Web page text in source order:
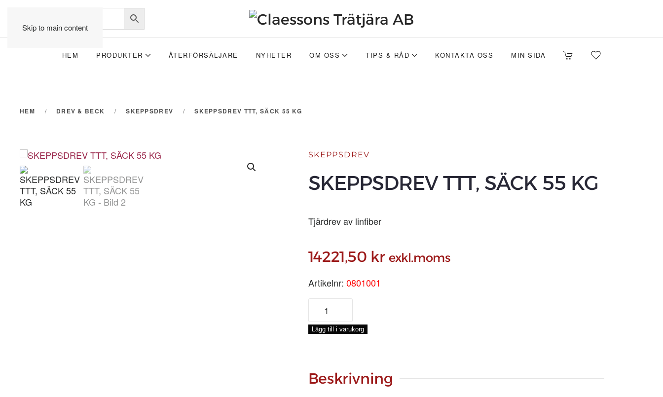
Skip to main content
HEM PRODUKTER ÅTERFÖRSÄLJARE NYHETER OM OSS TIPS & RÅD KONTAKTA OSS MIN SIDA
HEM DREV & BECK SKEPPSDREV SKEPPSDREV TTT, SÄCK 55 KG
SKEPPSDREV
SKEPPSDREV TTT, SÄCK 55 KG
Tjärdrev av linfiber
14221,50 kr exkl.moms
Artikelnr: 0801001
SKEPPSDREV
SÄCK
55
Lägg till i varukorg
Beskrivning